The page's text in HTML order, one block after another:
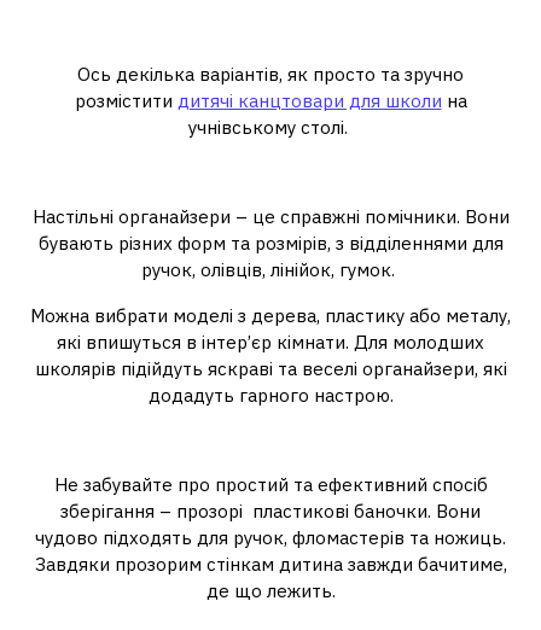
Ось декілька варіантів, як просто та зручно
розмістити дитячі канцтовари для школи на
учнівському столі.
Настільні органайзери – це справжні помічники. Вони
бувають різних форм та розмірів, з відділеннями для
ручок, олівців, лінійок, гумок.
Можна вибрати моделі з дерева, пластику або металу,
які впишуться в інтер’єр кімнати. Для молодших
школярів підійдуть яскраві та веселі органайзери, які
додадуть гарного настрою.
Не забувайте про простий та ефективний спосіб
зберігання – прозорі пластикові баночки. Вони
чудово підходять для ручок, фломастерів та ножиць.
Завдяки прозорим стінкам дитина завжди бачитиме,
де що лежить.